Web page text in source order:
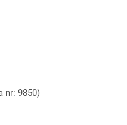
nr: 9850)